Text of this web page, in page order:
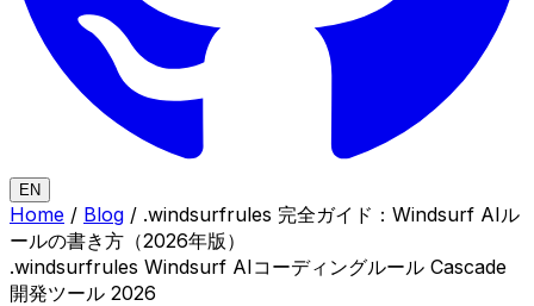
EN
Home / Blog / .windsurfrules 完全ガイド：Windsurf AIル
ールの書き方（2026年版）
.windsurfrules Windsurf AIコーディングルール Cascade
開発ツール 2026